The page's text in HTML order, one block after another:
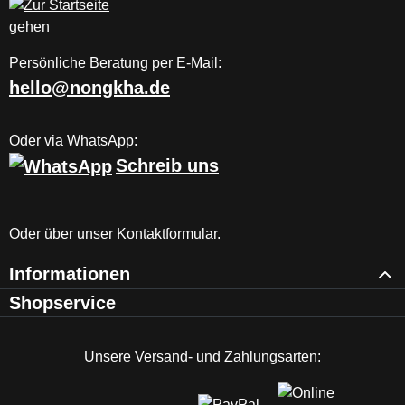
Persönliche Beratung per E-Mail:
hello@nongkha.de
Oder via WhatsApp:
Schreib uns
Oder über unser Kontaktformular.
Informationen
Shopservice
Unsere Versand- und Zahlungsarten: